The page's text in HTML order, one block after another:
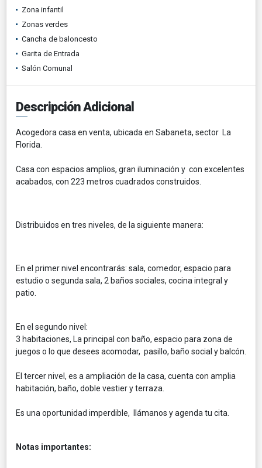
Zona infantil
Zonas verdes
Cancha de baloncesto
Garita de Entrada
Salón Comunal
Descripción Adicional
Acogedora casa en venta, ubicada en Sabaneta, sector La
Florida.
Casa con espacios amplios, gran iluminación y con excelentes
acabados, con 223 metros cuadrados construidos.
Distribuidos en tres niveles, de la siguiente manera:
En el primer nivel encontrarás: sala, comedor, espacio para
estudio o segunda sala, 2 baños sociales, cocina integral y
patio.
En el segundo nivel:
3 habitaciones, La principal con baño, espacio para zona de
juegos o lo que desees acomodar, pasillo, baño social y balcón.
El tercer nivel, es a ampliación de la casa, cuenta con amplia
habitación, baño, doble vestier y terraza.
Es una oportunidad imperdible, llámanos y agenda tu cita.
Notas importantes: